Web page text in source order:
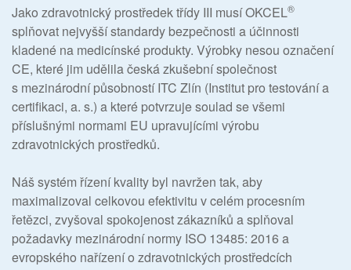
Jako zdravotnický prostředek třídy III musí OKCEL®
splňovat nejvyšší standardy bezpečnosti a účinnosti
kladené na medicínské produkty. Výrobky nesou označení
CE, které jim udělila česká zkušební společnost
s mezinárodní působností ITC Zlín (Institut pro testování a
certifikaci, a. s.) a které potvrzuje soulad se všemi
příslušnými normami EU upravujícími výrobu
zdravotnických prostředků.
Náš systém řízení kvality byl navržen tak, aby
maximalizoval celkovou efektivitu v celém procesním
řetězci, zvyšoval spokojenost zákazníků a splňoval
požadavky mezinárodní normy ISO 13485: 2016 a
evropského nařízení o zdravotnických prostředcích